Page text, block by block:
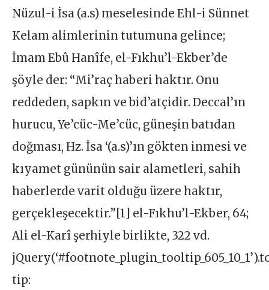
Nüzul-i İsa (a.s) meselesinde Ehl-i Sünnet
Kelam alimlerinin tutumuna gelince;
İmam Ebû Hanîfe, el-Fıkhu’l-Ekber’de
şöyle der: “Mi’raç haberi haktır. Onu
reddeden, sapkın ve bid’atçidir. Deccal’ın
hurucu, Ye’cüc-Me’cüc, güneşin batıdan
doğması, Hz. İsa ‘(a.s)’ın gökten inmesi ve
kıyamet gününün sair alametleri, sahih
haberlerde varit olduğu üzere haktır,
gerçekleşecektir.”[1] el-Fıkhu’l-Ekber, 64;
Ali el-Karî şerhiyle birlikte, 322 vd.
tip: